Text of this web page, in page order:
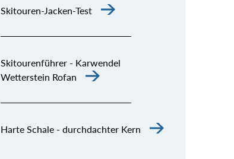
Skitouren-Jacken-Test
Skitourenführer - Karwendel
Wetterstein Rofan
Harte Schale - durchdachter Kern